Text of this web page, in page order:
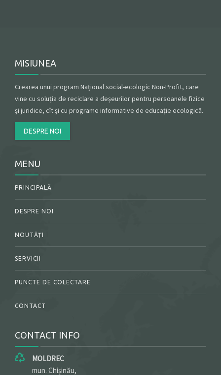
MISIUNEA
Crearea unui program Național social-ecologic Non-Profit, care
vine cu soluția de reciclare a deșeurilor pentru persoanele fizice
și juridice, cît și cu programe informative de educație ecologică.
DESPRE NOI
MENU
PRINCIPALĂ
DESPRE NOI
NOUTĂȚI
SERVICII
PUNCTE DE COLECTARE
CONTACT
CONTACT INFO
MOLDREC
mun. Chișinău,